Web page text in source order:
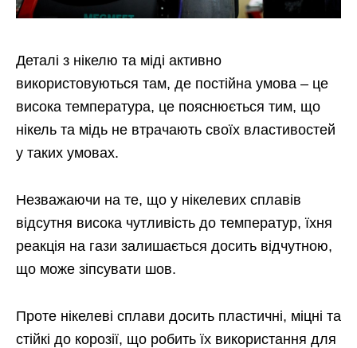
Деталі з нікелю та міді активно
використовуються там, де постійна умова – це
висока температура, це пояснюється тим, що
нікель та мідь не втрачають своїх властивостей
у таких умовах.
Незважаючи на те, що у нікелевих сплавів
відсутня висока чутливість до температур, їхня
реакція на гази залишається досить відчутною,
що може зіпсувати шов.
Проте нікелеві сплави досить пластичні, міцні та
стійкі до корозії, що робить їх використання для